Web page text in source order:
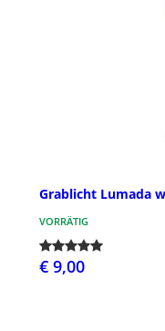
Grablicht Lumada
VORRÄTIG
€ 9,00